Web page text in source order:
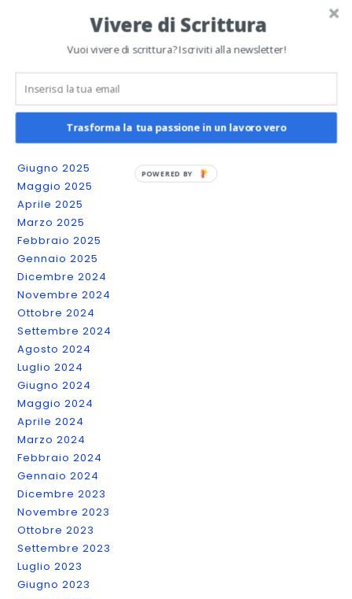
Febbraio 2026
Novembre 2025
Ottobre 2025
Settembre 2025
Agosto 2025
Giugno 2025
Maggio 2025
Aprile 2025
Marzo 2025
Febbraio 2025
Gennaio 2025
Dicembre 2024
Novembre 2024
Ottobre 2024
Settembre 2024
Agosto 2024
Luglio 2024
Giugno 2024
Maggio 2024
Aprile 2024
Marzo 2024
Febbraio 2024
Gennaio 2024
Dicembre 2023
Novembre 2023
Ottobre 2023
Settembre 2023
Luglio 2023
Giugno 2023
Vivere di Scrittura
Vuoi vivere di scrittura? Iscriviti alla newsletter!
Trasforma la tua passione in un lavoro vero
POWERED